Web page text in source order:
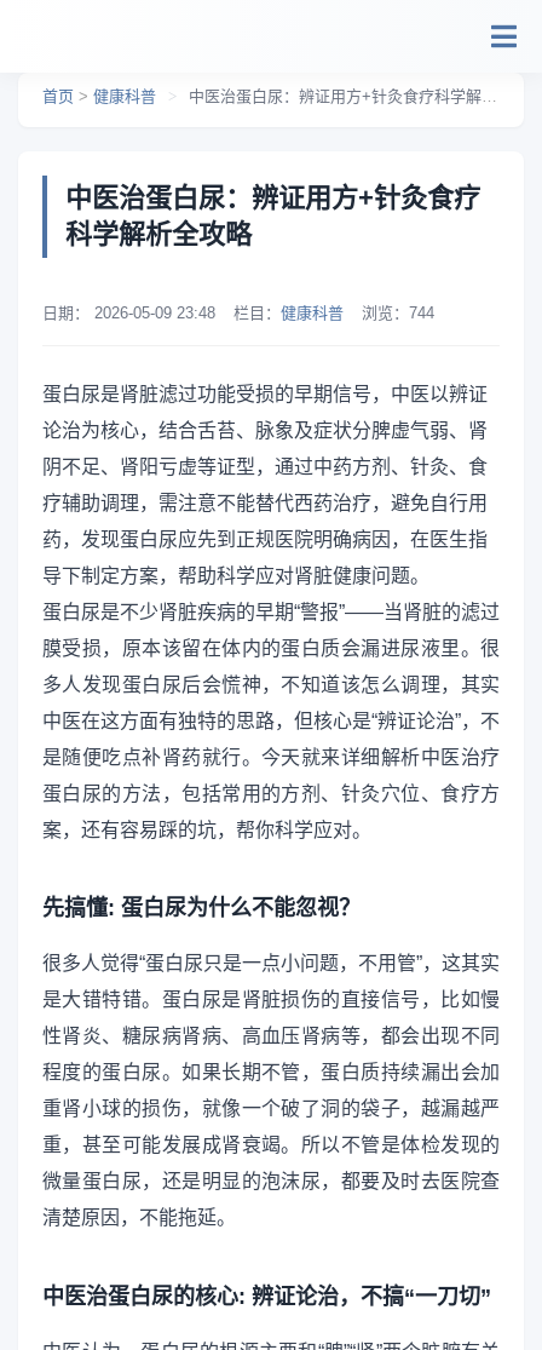
首页 > 健康科普 > 中医治蛋白尿：辨证用方+针灸食疗科学解析全攻略
中医治蛋白尿：辨证用方+针灸食疗
科学解析全攻略
日期： 2026-05-09 23:48 栏目： 健康科普 浏览： 744
蛋白尿是肾脏滤过功能受损的早期信号，中医以辨证
论治为核心，结合舌苔、脉象及症状分脾虚气弱、肾
阴不足、肾阳亏虚等证型，通过中药方剂、针灸、食
疗辅助调理，需注意不能替代西药治疗，避免自行用
药，发现蛋白尿应先到正规医院明确病因，在医生指
导下制定方案，帮助科学应对肾脏健康问题。
蛋白尿是不少肾脏疾病的早期“警报”——当肾脏的滤过
膜受损，原本该留在体内的蛋白质会漏进尿液里。很
多人发现蛋白尿后会慌神，不知道该怎么调理，其实
中医在这方面有独特的思路，但核心是“辨证论治”，不
是随便吃点补肾药就行。今天就来详细解析中医治疗
蛋白尿的方法，包括常用的方剂、针灸穴位、食疗方
案，还有容易踩的坑，帮你科学应对。
先搞懂: 蛋白尿为什么不能忽视？
很多人觉得“蛋白尿只是一点小问题，不用管”，这其实
是大错特错。蛋白尿是肾脏损伤的直接信号，比如慢
性肾炎、糖尿病肾病、高血压肾病等，都会出现不同
程度的蛋白尿。如果长期不管，蛋白质持续漏出会加
重肾小球的损伤，就像一个破了洞的袋子，越漏越严
重，甚至可能发展成肾衰竭。所以不管是体检发现的
微量蛋白尿，还是明显的泡沫尿，都要及时去医院查
清楚原因，不能拖延。
中医治蛋白尿的核心: 辨证论治，不搞“一刀切”